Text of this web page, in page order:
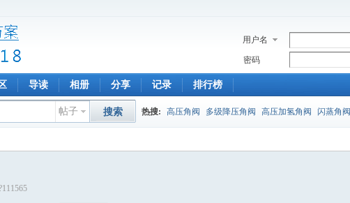
用户名
密码
导读 相册 分享 记录 排行榜
帖子 搜索 热搜: 高压角阀 多级降压角阀 高压加氢角阀 闪蒸角阀